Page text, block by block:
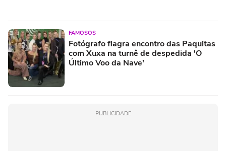
FAMOSOS
Fotógrafo flagra encontro das Paquitas
com Xuxa na turnê de despedida 'O
Último Voo da Nave'
PUBLICIDADE